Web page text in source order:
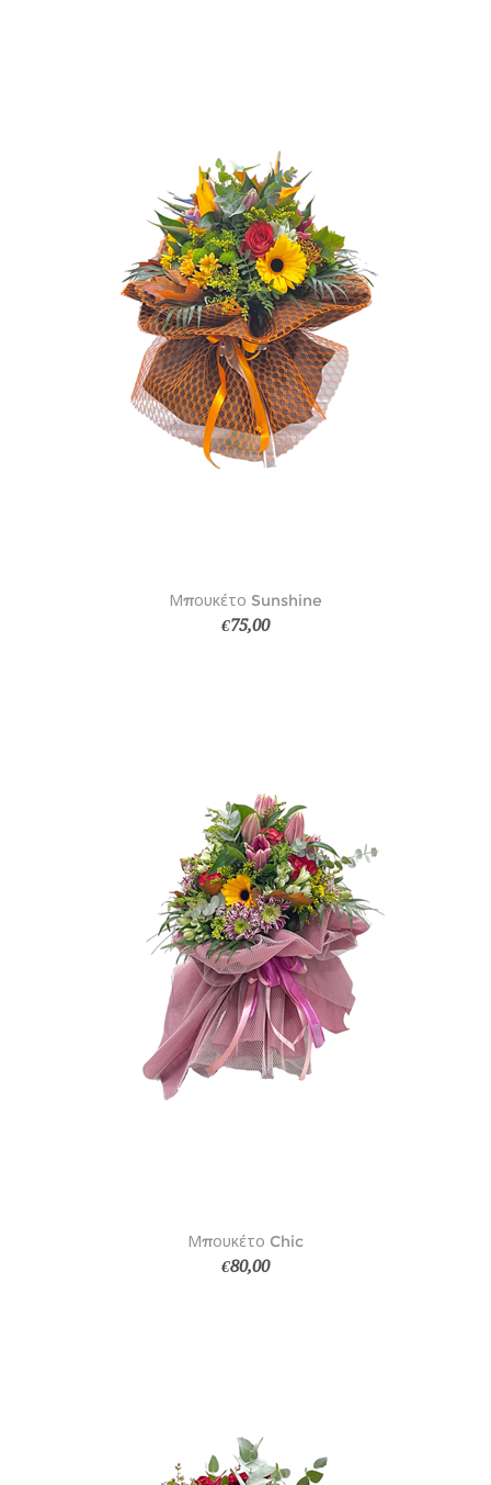
Μπουκέτο Sunshine
€75,00
Μπουκέτο Chic
€80,00